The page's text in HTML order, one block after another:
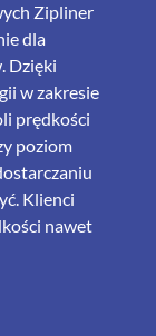
Zipliner
dla
Dzięki
w zakresie
prędkości
poziom
Klienci
nawet